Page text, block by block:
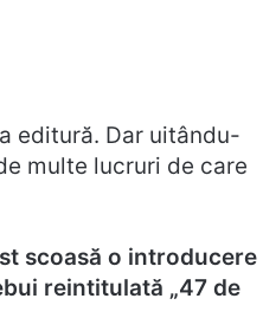
editură. Dar uitându-
multe lucruri de care
scoasă o introducere
reintitulată „47 de